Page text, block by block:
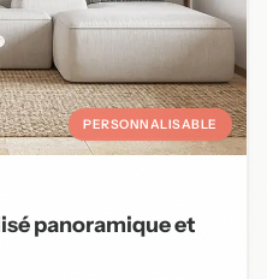
PERSONNALISABLE
panoramique et